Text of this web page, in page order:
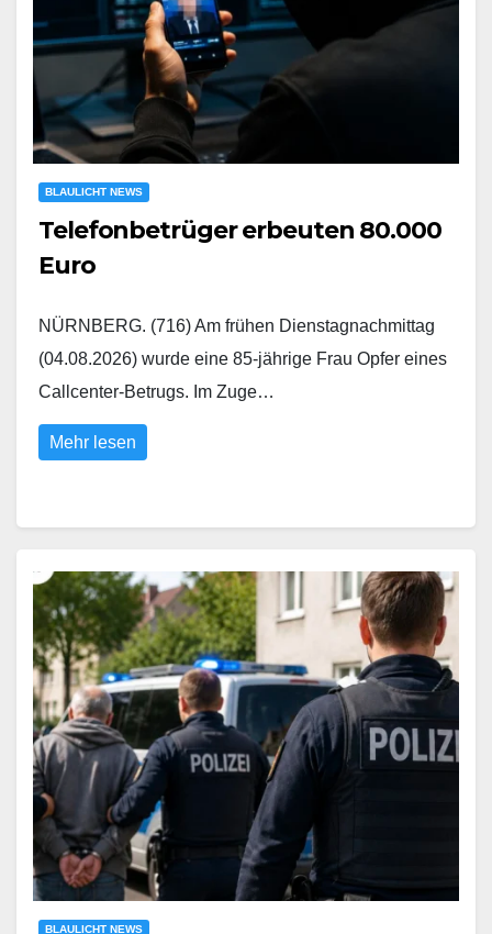
BLAULICHT NEWS
Telefonbetrüger erbeuten 80.000
Euro
NÜRNBERG. (716) Am frühen Dienstagnachmittag
(04.08.2026) wurde eine 85-jährige Frau Opfer eines
Callcenter-Betrugs. Im Zuge…
Mehr lesen
BLAULICHT NEWS